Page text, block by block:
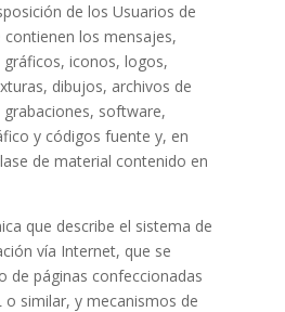
de los Usuarios de
contienen los mensajes,
iconos, logos,
dibujos, archivos de
software,
y códigos fuente y, en
de material contenido en
que describe el sistema de
vía Internet, que se
de páginas confeccionadas
o similar, y mecanismos de